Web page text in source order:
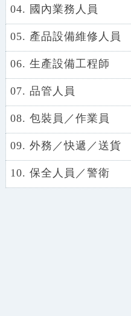
04. 國內業務人員
05. 產品設備維修人員
06. 生產設備工程師
07. 品管人員
08. 包裝員／作業員
09. 外務／快遞／送貨
10. 保全人員／警衛